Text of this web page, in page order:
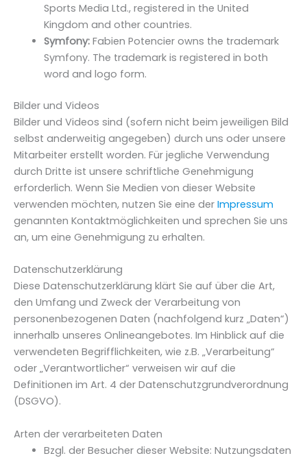
Sports Media Ltd., registered in the United
Kingdom and other countries.
Symfony:Fabien Potencier owns the trademark
Symfony. The trademark is registered in both
word and logo form.
Bilder und Videos
Bilder und Videos sind (sofern nicht beim jeweiligen Bild
selbst anderweitig angegeben) durch uns oder unsere
Mitarbeiter erstellt worden. Für jegliche Verwendung
durch Dritte ist unsere schriftliche Genehmigung
erforderlich. Wenn Sie Medien von dieser Website
verwenden möchten, nutzen Sie eine der Impressum
genannten Kontaktmöglichkeiten und sprechen Sie uns
an, um eine Genehmigung zu erhalten.
Datenschutzerklärung
Diese Datenschutzerklärung klärt Sie auf über die Art,
den Umfang und Zweck der Verarbeitung von
personenbezogenen Daten (nachfolgend kurz „Daten“)
innerhalb unseres Onlineangebotes. Im Hinblick auf die
verwendeten Begrifflichkeiten, wie z.B. „Verarbeitung“
oder „Verantwortlicher“ verweisen wir auf die
Definitionen im Art. 4 der Datenschutzgrundverordnung
(DSGVO).
Arten der verarbeiteten Daten
Bzgl. der Besucher dieser Website: Nutzungsdaten